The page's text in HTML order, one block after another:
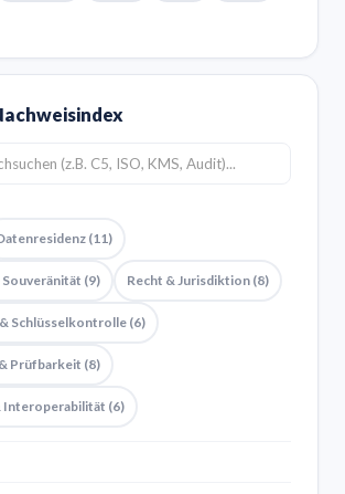
(11)
(9) Recht & Jurisdiktion (8)
Schlüsselkontrolle (6)
Prüfbarkeit (8)
Interoperabilität (6)